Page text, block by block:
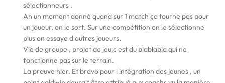
sélectionneurs .
Ah un moment donné quand sur 1 match ça tourne pas pour
un joueur, on le sort. Sur une compétition on le sélectionne
plus on essaye d autres joueurs.
Vie de groupe , projet de jeu c est du blablabla qui ne
fonctionne pas sur le terrain.
La preuve hier. Et bravo pour l intégration des jeunes , un